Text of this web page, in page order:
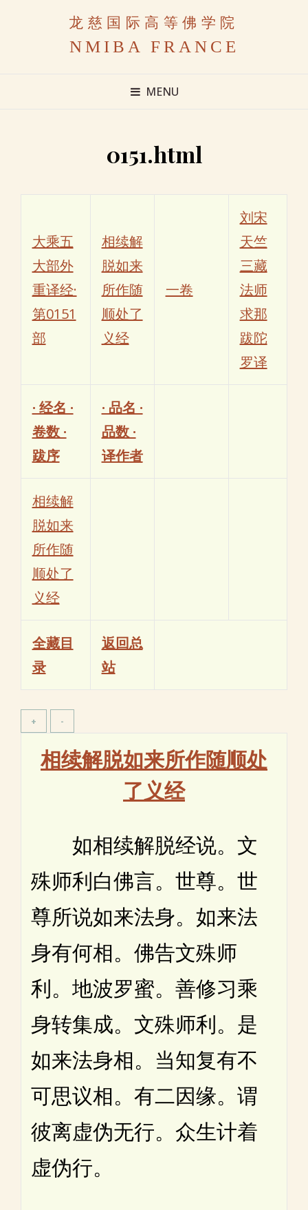
龙慈国际高等佛学院
NMIBA FRANCE
MENU
0151.html
大乘五
大部外
重译经·
第0151
部
相续解
脱如来
所作随
顺处了
义经
一卷
刘宋
天竺
三藏
法师
求那
跋陀
罗译
· 经名 ·
卷数 ·
跋序
· 品名 ·
品数 ·
译作者
相续解
脱如来
所作随
顺处了
义经
全藏目
录
返回总
站
相续解脱如来所作随顺处
了义经
如相续解脱经说。文
殊师利白佛言。世尊。世
尊所说如来法身。如来法
身有何相。佛告文殊师
利。地波罗蜜。善修习乘
身转集成。文殊师利。是
如来法身相。当知复有不
可思议相。有二因缘。谓
彼离虚伪无行。众生计着
虚伪行。